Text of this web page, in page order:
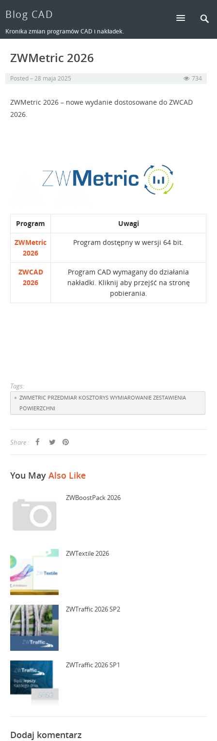
Blog CAD
Kronika zmian programów CAD i nakładek.
ZWMetric 2026
Posted 28 maja 2025 734
ZWMetric 2026 – nowe wydanie dostosowane do ZWCAD
2026.
Program Uwagi
ZWMetric
2026
Program dostępny w wersji 64 bit.
ZWCAD
2026
Program CAD wymagany do działania
nakładki. Kliknij aby przejść na stronę
pobierania.
Tags:
ZWMETRIC PRZEDMIAR KOSZTORYS WYMIAROWANIE ZESTAWIENIA
POWIERZCHNI
Share :
You May Also Like
ZWBoostPack 2026
ZWTextile 2026
ZWTraffic 2026 SP2
ZWTraffic 2026 SP1
Dodaj komentarz